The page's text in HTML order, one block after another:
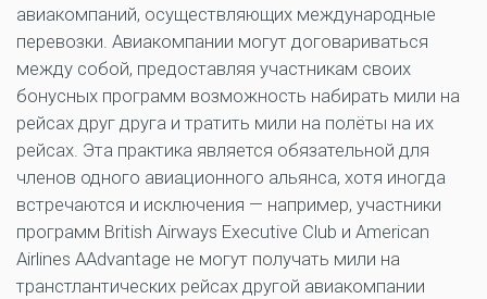
авиакомпаний, осуществляющих международные
перевозки. Авиакомпании могут договариваться
между собой, предоставляя участникам своих
бонусных программ возможность набирать мили на
рейсах друг друга и тратить мили на полёты на их
рейсах. Эта практика является обязательной для
членов одного авиационного альянса, хотя иногда
встречаются и исключения — например, участники
программ British Airways Executive Club и American
Airlines AAdvantage не могут получать мили на
транстлантических рейсах другой авиакомпании